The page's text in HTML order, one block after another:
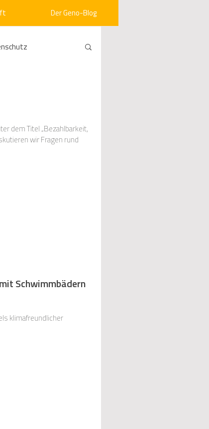
Der Geno-Blog
Vergabe
dem Titel „Bezahlbarkeit,
wir Fragen rund
Schwimmbädern
klimafreundlicher